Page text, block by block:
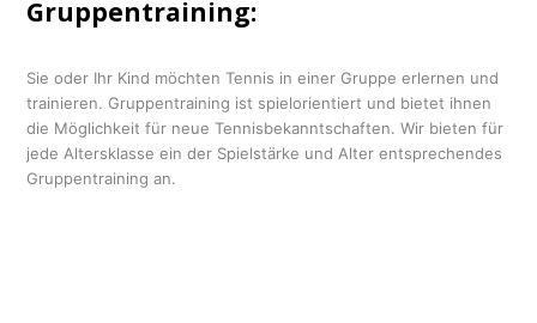
Gruppentraining:
Sie oder Ihr Kind möchten Tennis in einer Gruppe erlernen und
trainieren. Gruppentraining ist spielorientiert und bietet ihnen
die Möglichkeit für neue Tennisbekanntschaften. Wir bieten für
jede Altersklasse ein der Spielstärke und Alter entsprechendes
Gruppentraining an.